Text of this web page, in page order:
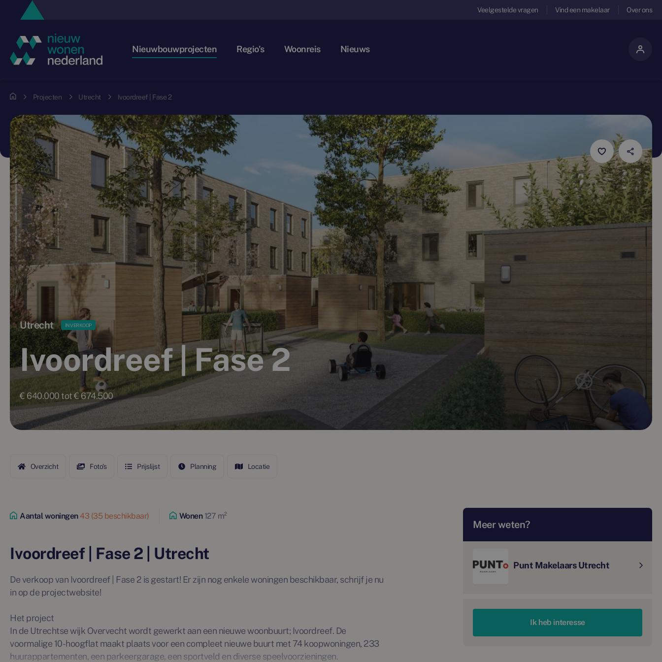
Veelgestelde vragen Vind een makelaar Over ons
Nieuwbouwprojecten Regio's Woonreis Nieuws
Projecten Utrecht Ivoordreef | Fase 2
Utrecht IN VERKOOP
Ivoordreef | Fase 2
€ 640.000 tot € 674.500
Overzicht Foto's Prijslijst Planning Locatie
Aantal woningen43 (35 beschikbaar) Wonen127 m²
Ivoordreef | Fase 2 | Utrecht
De verkoop van Ivoordreef | Fase 2 is gestart! Er zijn nog enkele woningen beschikbaar, schrijf je nu
in op de projectwebsite!
Het project
In de Utrechtse wijk Overvecht wordt gewerkt aan een nieuwe woonbuurt; Ivoordreef. De
voormalige 10-hoogflat maakt plaats voor een compleet nieuwe buurt met 74 koopwoningen, 233
huurappartementen, een parkeergarage, een sportveld en diverse speelvoorzieningen.
Meer weten?
Punt Makelaars Utrecht
Ik heb interesse